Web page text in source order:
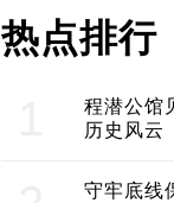
热点排行
程潜公馆
历史风云
守牢底线保稳定